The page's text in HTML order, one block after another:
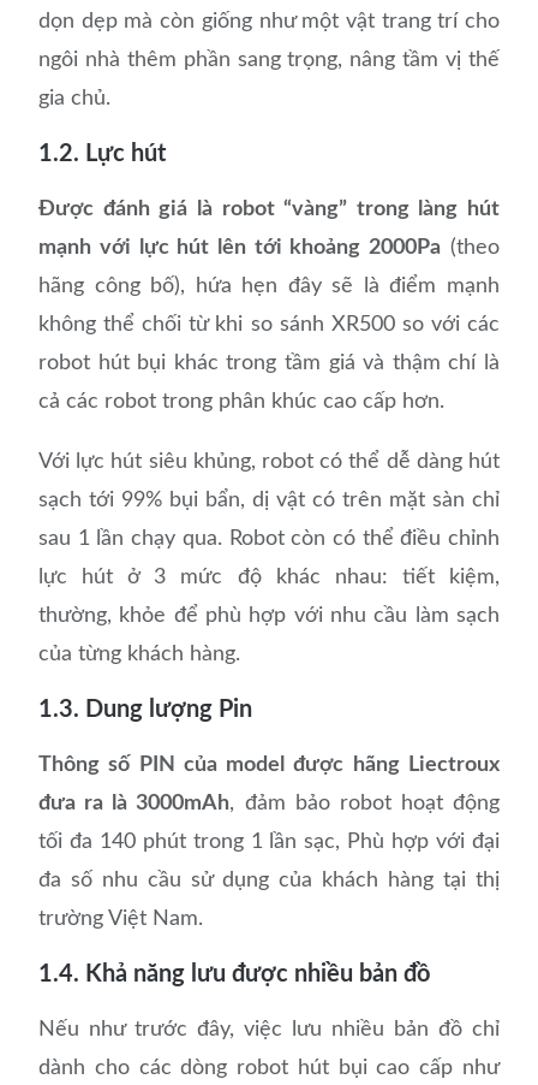
dọn dẹp mà còn giống như một vật trang trí cho
ngôi nhà thêm phần sang trọng, nâng tầm vị thế
gia chủ.
1.2. Lực hút
Được đánh giá là robot “vàng” trong làng hút
mạnh với lực hút lên tới khoảng 2000Pa (theo
hãng công bố), hứa hẹn đây sẽ là điểm mạnh
không thể chối từ khi so sánh XR500 so với các
robot hút bụi khác trong tầm giá và thậm chí là
cả các robot trong phân khúc cao cấp hơn.
Với lực hút siêu khủng, robot có thể dễ dàng hút
sạch tới 99% bụi bẩn, dị vật có trên mặt sàn chỉ
sau 1 lần chạy qua. Robot còn có thể điều chỉnh
lực hút ở 3 mức độ khác nhau: tiết kiệm,
thường, khỏe để phù hợp với nhu cầu làm sạch
của từng khách hàng.
1.3. Dung lượng Pin
Thông số PIN của model được hãng Liectroux
đưa ra là 3000mAh, đảm bảo robot hoạt động
tối đa 140 phút trong 1 lần sạc, Phù hợp với đại
đa số nhu cầu sử dụng của khách hàng tại thị
trường Việt Nam.
1.4. Khả năng lưu được nhiều bản đồ
Nếu như trước đây, việc lưu nhiều bản đồ chỉ
dành cho các dòng robot hút bụi cao cấp như